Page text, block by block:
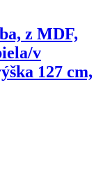
z MDF,
v
127 cm,